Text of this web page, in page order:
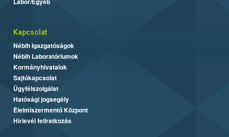
Kapcsolat
Nébih Igazgatóságok
Nébih Laboratóriumok
Kormányhivatalok
Sajtókapcsolat
Ügyfélszolgálat
Hatósági jogsegély
Élelmiszermentő Központ
Hírlevél feliratkozás